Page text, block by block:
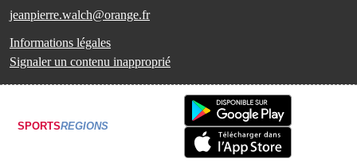
jeanpierre.walch@orange.fr
Informations légales
Signaler un contenu inapproprié
SPORTSREGIONS